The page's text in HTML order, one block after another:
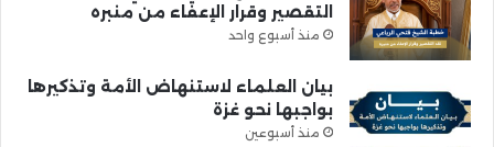
التقصير وقرار الإعفاء من منبره
منذ أسبوع واحد
بيان العلماء لاستنهاض الأمة وتذكيرها
بواجبها نحو غزة
منذ أسبوعين